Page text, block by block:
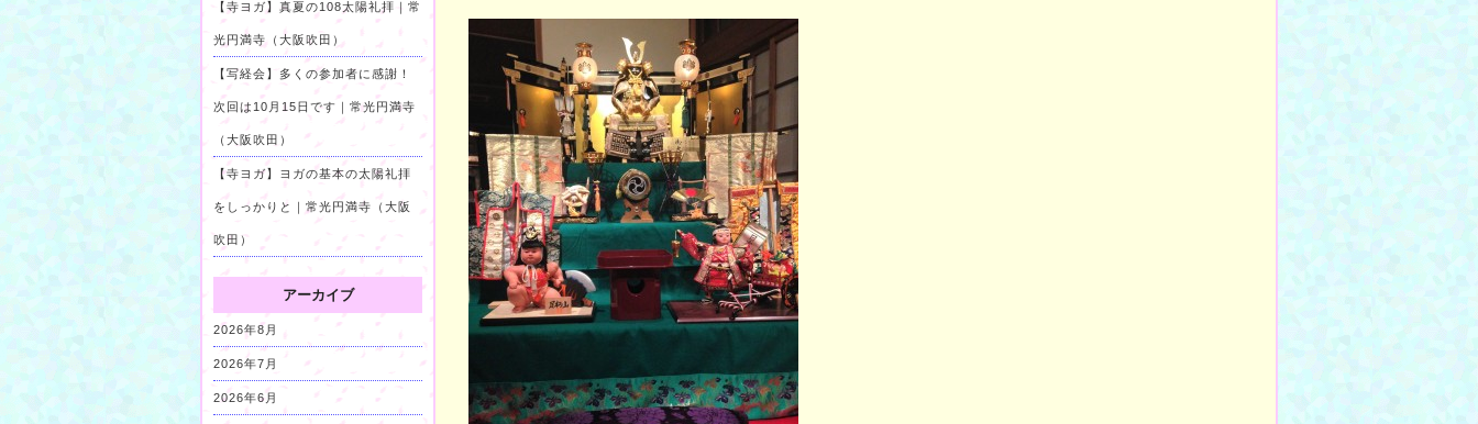
【寺ヨガ】真夏の108太陽礼拝｜常
光円満寺（大阪吹田）
【写経会】多くの参加者に感謝！
次回は10月15日です｜常光円満寺
（大阪吹田）
【寺ヨガ】ヨガの基本の太陽礼拝
をしっかりと｜常光円満寺（大阪
吹田）
アーカイブ
2026年8月
2026年7月
2026年6月